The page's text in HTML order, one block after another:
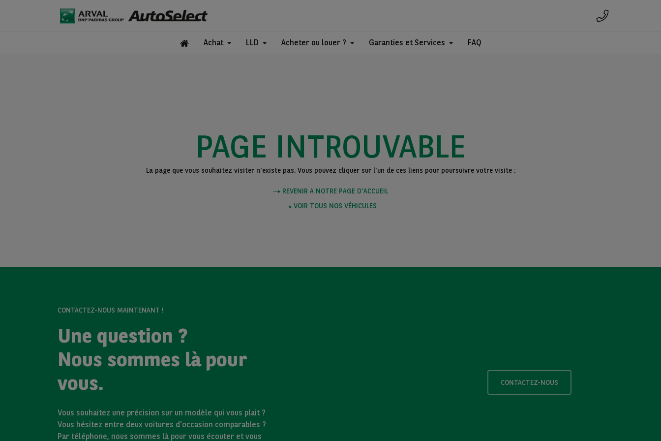
Achat LLD Acheter ou louer ? Garanties et Services FAQ
PAGE INTROUVABLE
La page que vous souhaitez visiter n'existe pas. Vous pouvez cliquer sur l'un de ces liens pour poursuivre votre visite :
REVENIR A NOTRE PAGE D'ACCUEIL
VOIR TOUS NOS VÉHICULES
CONTACTEZ-NOUS MAINTENANT !
Une question ?
Nous sommes là pour
vous.
Vous souhaitez une précision sur un modèle qui vous plait ?
Vous hésitez entre deux voitures d'occasion comparables ?
Par téléphone, nous sommes là pour vous écouter et vous
CONTACTEZ-NOUS